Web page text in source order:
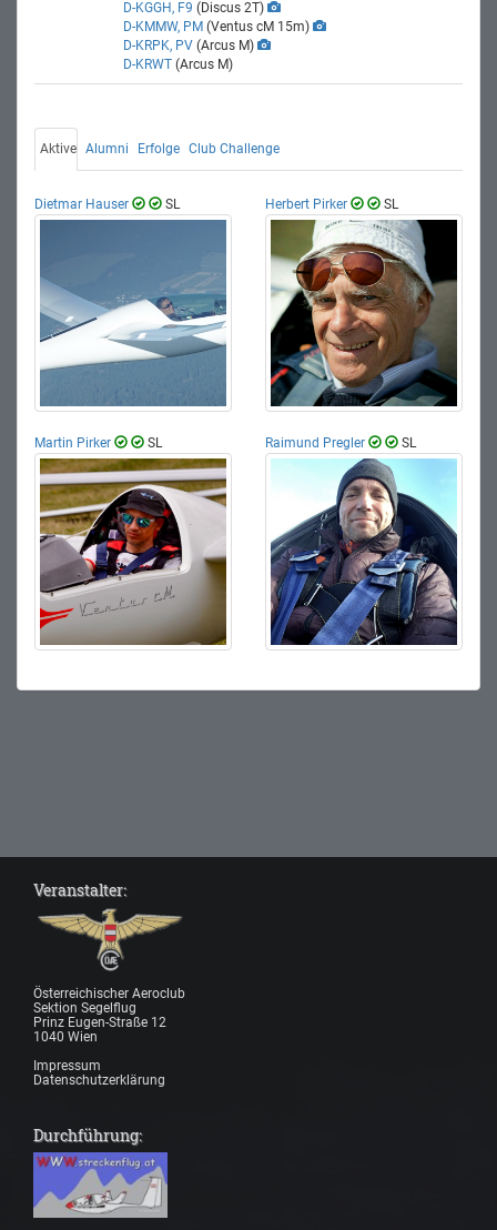
D-KGGH, F9 (Discus 2T)
D-KMMW, PM (Ventus cM 15m)
D-KRPK, PV (Arcus M)
D-KRWT (Arcus M)
Aktive Alumni Erfolge Club Challenge
Dietmar Hauser SL Herbert Pirker SL
Martin Pirker SL Raimund Pregler SL
Veranstalter:
Österreichischer Aeroclub
Sektion Segelflug
Prinz Eugen-Straße 12
1040 Wien
Impressum
Datenschutzerklärung
Durchführung: